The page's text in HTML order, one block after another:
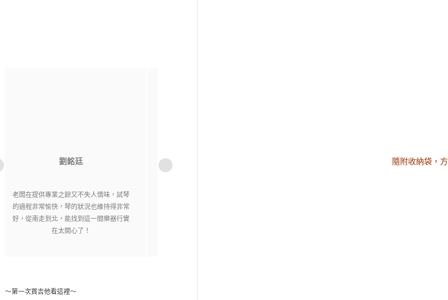
隨附收納袋，
洪貫傑
老闆相當用心，每一把琴都經過細心挑選
又嚴格把關，現場琴各有各的特色，在這
裡絕對能找到自己適合有喜愛的琴。
徽你莫屬
～第一次買吉他看這裡～